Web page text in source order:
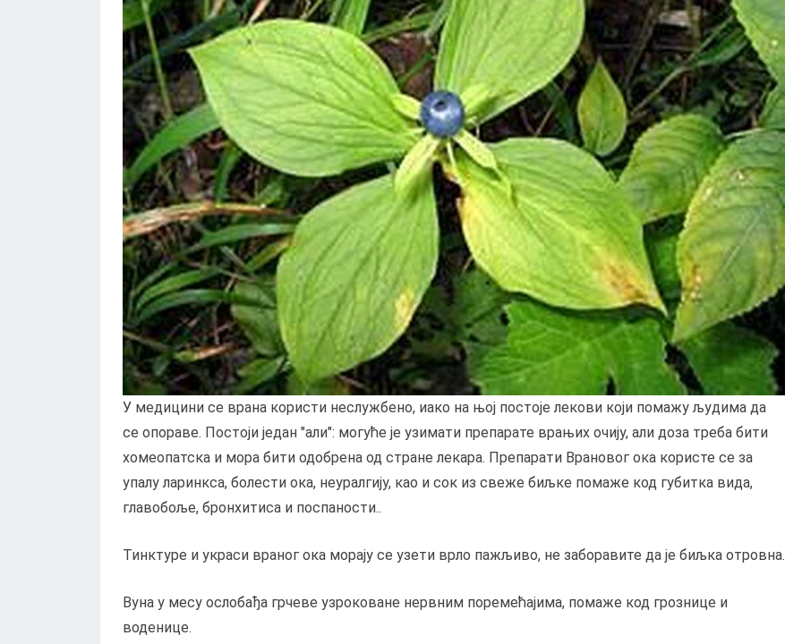
У медицини се врана користи неслужбено, иако на њој постоје лекови који помажу људима да
се опораве. Постоји један "али": могуће је узимати препарате врањих очију, али доза треба бити
хомеопатска и мора бити одобрена од стране лекара. Препарати Врановог ока користе се за
упалу ларинкса, болести ока, неуралгију, као и сок из свеже биљке помаже код губитка вида,
главобоље, бронхитиса и поспаности..
Тинктуре и украси враног ока морају се узети врло пажљиво, не заборавите да је биљка отровна.
Вуна у месу ослобађа грчеве узроковане нервним поремећајима, помаже код грознице и
воденице.